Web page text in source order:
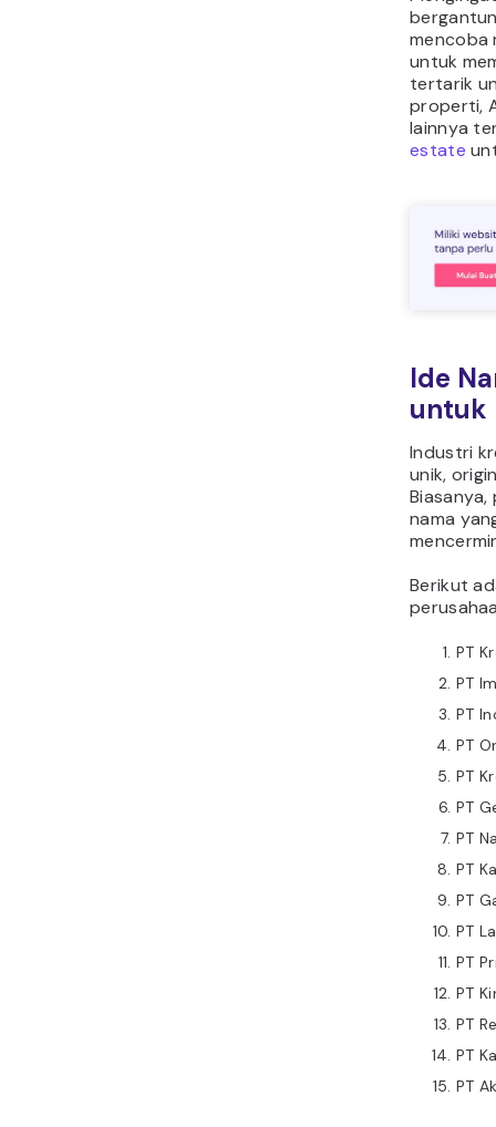
mencoba
untuk
tertarik
properti,
lainnya
estate
Ide
untuk
Industri
unik,
nama
Berikut
PT
PT
PT
PT
PT
PT
PT
PT
PT
PT
PT
PT
PT
PT
PT